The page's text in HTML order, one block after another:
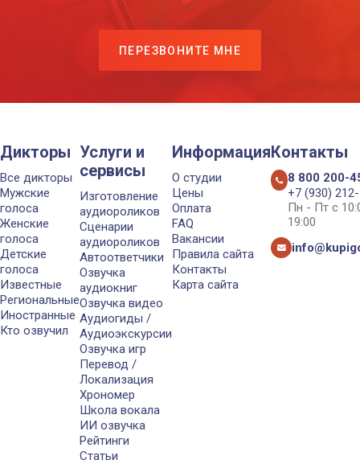
ПЕРЕЗВОНИТЕ МНЕ
Дикторы
Все дикторы
Мужские
голоса
Женские
голоса
Детские
голоса
Известные
Региональные
Иностранные
Кто озвучил
Услуги и
сервисы
Изготовление
аудиороликов
Сценарии
аудиороликов
Автоответчики
Озвучка
аудиокниг
Озвучка видео
Аудиогиды /
Аудиоэкскурсии
Озвучка игр
Перевод /
Локализация
Хрономер
Школа вокала
ИИ озвучка
Рейтинги
Статьи
Информация
О студии
Цены
Оплата
FAQ
Вакансии
Правила сайта
Контакты
Карта сайта
Контакты
8 800 200-
+7 (930)
Пн - Пт с
19:00